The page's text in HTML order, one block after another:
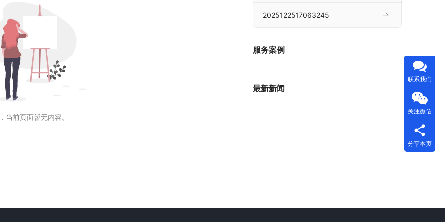
当前页面暂无内容。
2025122517063245
服务案例
最新新闻
联系我们
关注微信
分享本页